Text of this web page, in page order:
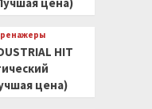
HIT
цена)